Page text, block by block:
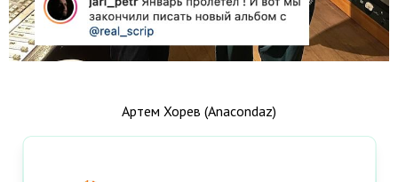
Артем Хорев (Anacondaz)